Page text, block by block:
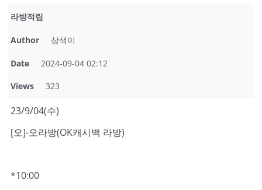
라방적립
Author 삼색이
Date 2024-09-04 02:12
Views 323
23/9/04(수)
[오]-오라방(OK캐시백 라방)
*10:00